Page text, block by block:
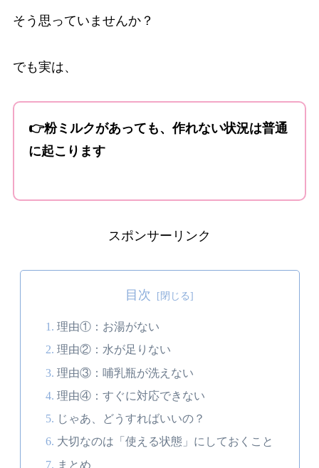
そう思っていませんか？
でも実は、
👉粉ミルクがあっても、作れない状況は普通
に起こります
スポンサーリンク
目次
理由①：お湯がない
理由②：水が足りない
理由③：哺乳瓶が洗えない
理由④：すぐに対応できない
じゃあ、どうすればいいの？
大切なのは「使える状態」にしておくこと
まとめ